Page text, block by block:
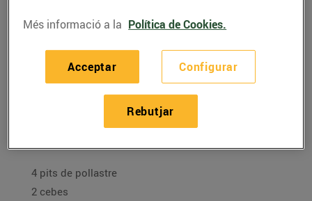
RECEPTES
Pit de pollastre farcit de
figues
23/de setembre/2020
4 pits de pollastre
2 cebes
Més informació a la Política de Cookies.
Configurar
Rebutjar
Acceptar